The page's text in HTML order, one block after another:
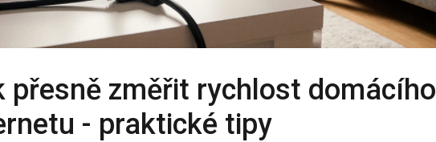
přesně změřit rychlost domácího
- praktické tipy